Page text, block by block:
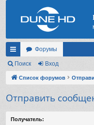
с
ы
Форумы
Поиск Вход
Список форумов
Отправить
Получатель: